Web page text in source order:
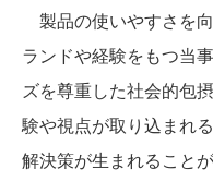
製品の使いやすさを
ランドや経験をもつ当
ズを尊重した社会的包
験や視点が取り込まれ
解決策が生まれること